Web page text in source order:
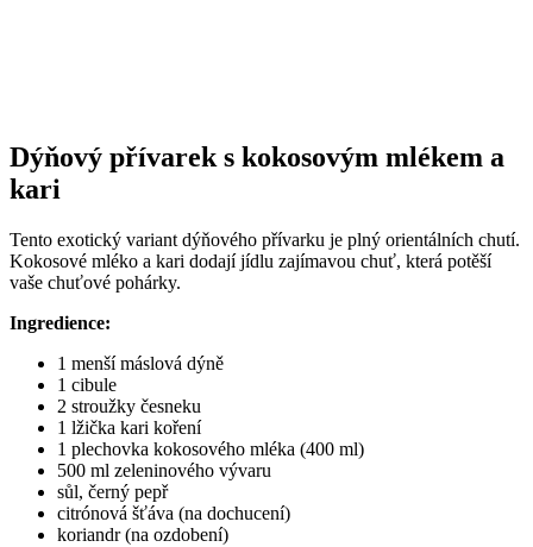
Dýňový přívarek s kokosovým mlékem a
kari
Tento exotický variant dýňového přívarku je plný orientálních chutí.
Kokosové mléko a kari dodají jídlu zajímavou chuť, která potěší
vaše chuťové pohárky.
Ingredience:
1 menší máslová dýně
1 cibule
2 stroužky česneku
1 lžička kari koření
1 plechovka kokosového mléka (400 ml)
500 ml zeleninového vývaru
sůl, černý pepř
citrónová šťáva (na dochucení)
koriandr (na ozdobení)